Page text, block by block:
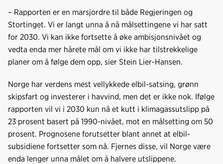
– Rapporten er en marsjordre til både Regjeringen og
Stortinget. Vi er langt unna å nå målsettingene vi har satt
for 2030. Vi kan ikke fortsette å øke ambisjonsnivået og
vedta enda mer hårete mål om vi ikke har tilstrekkelige
planer om å følge dem opp, sier Stein Lier-Hansen.
Norge har verdens mest vellykkede elbil-satsing, grønn
skipsfart og investerer i havvind, men det er ikke nok. Ifølge
rapporten vil vi i 2030 kun nå et kutt i klimagassutslipp på
23 prosent basert på 1990-nivået, mot en målsetting om 50
prosent. Prognosene forutsetter blant annet at elbil-
subsidiene fortsetter som nå. Fjernes disse, vil Norge være
enda lenger unna målet om å halvere utslippene.